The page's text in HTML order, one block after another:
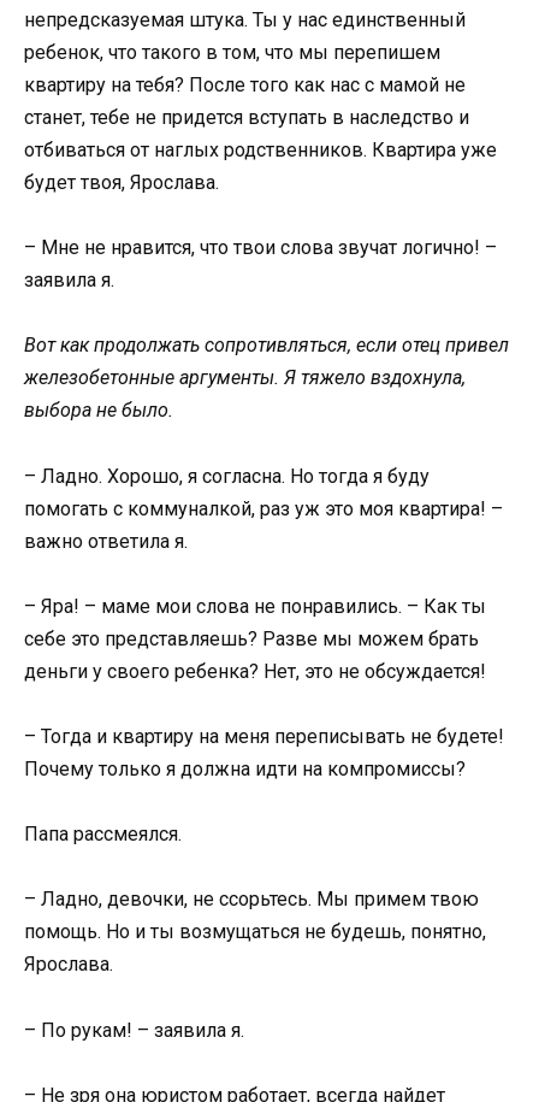
непредсказуемая штука. Ты у нас единственный
ребенок, что такого в том, что мы перепишем
квартиру на тебя? После того как нас с мамой не
станет, тебе не придется вступать в наследство и
отбиваться от наглых родственников. Квартира уже
будет твоя, Ярослава.
– Мне не нравится, что твои слова звучат логично! –
заявила я.
Вот как продолжать сопротивляться, если отец привел
железобетонные аргументы. Я тяжело вздохнула,
выбора не было.
– Ладно. Хорошо, я согласна. Но тогда я буду
помогать с коммуналкой, раз уж это моя квартира! –
важно ответила я.
– Яра! – маме мои слова не понравились. – Как ты
себе это представляешь? Разве мы можем брать
деньги у своего ребенка? Нет, это не обсуждается!
– Тогда и квартиру на меня переписывать не будете!
Почему только я должна идти на компромиссы?
Папа рассмеялся.
– Ладно, девочки, не ссорьтесь. Мы примем твою
помощь. Но и ты возмущаться не будешь, понятно,
Ярослава.
– По рукам! – заявила я.
– Не зря она юристом работает, всегда найдет